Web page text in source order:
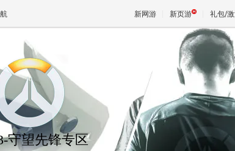
新网游 新页游 礼包/
守望先锋专区